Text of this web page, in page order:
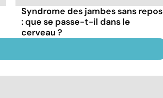
Syndrome des jambes sans repos
: que se passe-t-il dans le
cerveau ?